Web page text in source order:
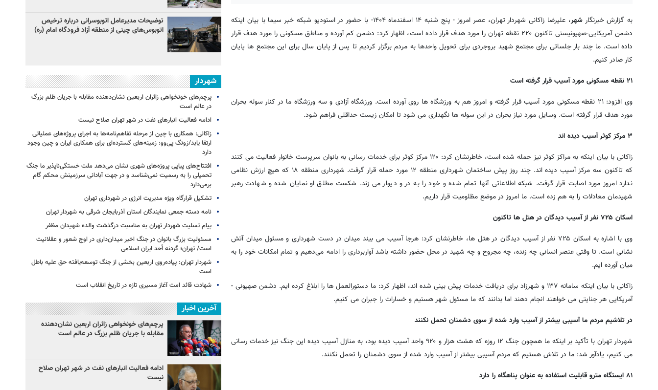
به گزارش خبرنگارشهر
، علیرضا زاکانی شهردار تهران، عصر امروز - پنج شنبه ۱۴ اسفندماه ۱۴۰۴- با حضور در استودیو شبکه خبر سیما با بیان اینکه
دشمن آمریکایی-صهیونیستی تاکنون ۲۲۰ نقطه تهران را مورد هدف قرار داده است، اظهار کرد: دشمن کم آورده و مناطق مسکونی را مورد هدف قرار
داده است. ما چند بار جلساتی برای مجتمع شهید بروجردی برای تحویل واحدها به مردم برگزار کردیم تا پس از پایان سال برای این مجتمع ها پایان
کار صادر کنیم.
۲۱ نقطه مسکونی مورد آسیب قرار گرفته است
وی افزود: ۲۱ نقطه مسکونی مورد آسیب قرار گرفته و امروز هم به ورزشگاه ها روی آورده است. ورزشگاه آزادی و سه ورزشگاه ما در کنار سوله بحران
مورد هدف قرار گرفته است. وسایل مورد نیاز بحران در این سوله ها نگهداری می شود تا امکان زیست حداقلی فراهم شود.
۳ مرکز کوثر آسیب دیده اند
زاکانی با بیان اینکه به مراکز کوثر نیز حمله شده است، خاطرنشان کرد: ۱۲۰ مرکز کوثر برای خدمات رسانی به بانوان سرپرست خانوار فعالیت می کنند
که تاکنون سه مرکز آسیب دیده اند. چند روز پیش ساختمان شهرداری منطقه ۱۲ مورد حمله قرار گرفت. شهرداری منطقه ۱۸ که هیچ ارزش نظامی
ندارد امروز مورد اصابت قرار گرفت. شبکه اطلاعاتی آنها تمام شده و خود را به در و دیوار می زند. شکست مطلق او نمایان شده و شهادت رهبر
شهیدمان معادلات را به هم زده است. ما امروز در موضع مظلومیت قرار داریم.
اسکان ۷۲۵ نفر از آسیب دیدگان در هتل ها تاکنون
وی با اشاره به اسکان ۷۲۵ نفر از آسیب دیدگان در هتل ها، خاطرنشان کرد: هرجا آسیب می بیند میدان در دست شهرداری و مسئول میدان آتش
نشانی است. تا وقتی عنصر انسانی چه زنده، چه مجروح و چه شهید در محل حضور داشته باشد آواربرداری را ادامه می‌دهیم و تمام امکانات خود را به
میان آورده ایم.
زاکانی با بیان اینکه سامانه ۱۳۷ و شهرزاد برای دریافت خدمات پیش بینی شده اند، اظهار کرد: ما دستورالعمل ها را ابلاغ کرده ایم. دشمن صهیونی -
آمریکایی هر جنایتی می خواهند انجام دهند اما بدانند که ما مسئول شهر هستیم و خسارات را جبران می کنیم.
در تلاشیم مردم ما آسیبی بیشتر از آسیب وارد شده از سوی دشمنان تحمل نکنند
شهردار تهران با تأکید بر اینکه ما همچون جنگ ۱۲ روزه که هشت هزار و ۹۲۰ واحد آسیب دیده بود، به منازل آسیب دیده این جنگ نیز خدمات رسانی
می کنیم، یادآور شد: ما در تلاش هستیم که مردم آسیبی بیشتر از آسیب وارد شده از سوی دشمنان را تحمل نکنند.
۸۱ ایستگاه مترو قابلیت استفاده به عنوان پناهگاه را دارد
توضیحات مدیرعامل اتوبوسرانی درباره ترخیص
اتوبوس‌های چینی از منطقه آزاد فرودگاه امام (ره)
شهردار
پرچم‌های خونخواهی زائران اربعین نشان‌دهنده مقابله با جریان ظلم بزرگ
در عالم است
ادامه فعالیت انبارهای نفت در شهر تهران صلاح نیست
زاکانی: همکاری با چین از مرحله تفاهم‌نامه‌ها به اجرای پروژه‌های عملیاتی
ارتقا یابد/زونگ پی‌وو: زمینه‌های گسترده‌ای برای همکاری ایران و چین وجود
دارد
افتتاح‌های پیاپی پروژه‌های شهری نشان می‌دهد ملت خستگی‌ناپذیر ما جنگ
تحمیلی را به رسمیت نمی‌شناسد و در جهت آبادانی سرزمینش محکم گام
برمی‌دارد
تشکیل قرارگاه ویژه مدیریت انرژی در شهرداری تهران
نامه دسته جمعی نمایندگان استان آذربایجان شرقی به شهردار تهران
پیام تسلیت شهردار تهران به مناسبت درگذشت والده شهیدان مظفر
مسئولیت بزرگ بانوان در جنگ اخیر میدان‌داری‌ در اوج شعور و عقلانیت
است/ تهران؛ گردنه اُحد ایران اسلامی
شهردار تهران: پیاده‌روی اربعین بخشی از جنگ توسعه‌یافته حق علیه باطل
است
شهادت قائد امت آغاز مسیری تازه در تاریخ انقلاب است
آخرین اخبار
پرچم‌های خونخواهی زائران اربعین نشان‌دهنده
مقابله با جریان ظلم بزرگ در عالم است
ادامه فعالیت انبارهای نفت در شهر تهران صلاح
نیست